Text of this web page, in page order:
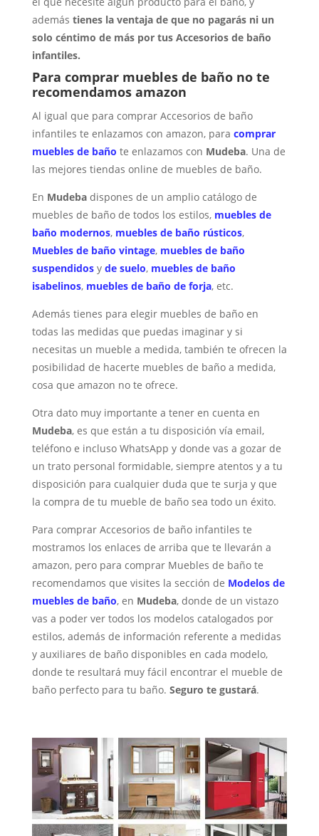
además tienes la ventaja de que no pagarás ni un
solo céntimo de más por tus Accesorios de baño
infantiles.
Para comprar muebles de baño no te
recomendamos amazon
Al igual que para comprar Accesorios de baño
infantiles te enlazamos con amazon, para comprar
muebles de baño te enlazamos con Mudeba. Una de
las mejores tiendas online de muebles de baño.
En Mudebadispones de un amplio catálogo de
muebles de baño de todos los estilos, muebles de
baño modernos, muebles de baño rústicos,
Muebles de baño vintage, muebles de baño
suspendidosy de suelo, muebles de baño
isabelinos, muebles de baño de forja, etc.
Además tienes para elegir muebles de baño en
todas las medidas que puedas imaginar y si
necesitas un mueble a medida, también te ofrecen la
posibilidad de hacerte muebles de baño a medida,
cosa que amazon no te ofrece.
Otra dato muy importante a tener en cuenta en
Mudeba, es que están a tu disposición vía email,
teléfono e incluso WhatsApp y donde vas a gozar de
un trato personal formidable, siempre atentos y a tu
disposición para cualquier duda que te surja y que
la compra de tu mueble de baño sea todo un éxito.
Para comprar Accesorios de baño infantiles te
mostramos los enlaces de arriba que te llevarán a
amazon, pero para comprar Muebles de baño te
recomendamos que visites la sección de Modelos de
muebles de baño, en Mudeba, donde de un vistazo
vas a poder ver todos los modelos catalogados por
estilos, además de información referente a medidas
y auxiliares de baño disponibles en cada modelo,
donde te resultará muy fácil encontrar el mueble de
baño perfecto para tu baño. Seguro te gustará.